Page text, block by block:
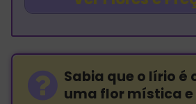
Sabia que o lírio é
uma flor mística